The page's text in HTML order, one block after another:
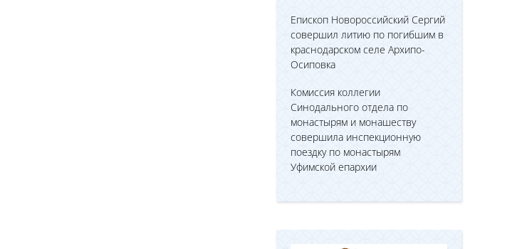
Епископ Новороссийский Сергий
совершил литию по погибшим в
краснодарском селе Архипо-
Осиповка
Комиссия коллегии
Синодального отдела по
монастырям и монашеству
совершила инспекционную
поездку по монастырям
Уфимской епархии